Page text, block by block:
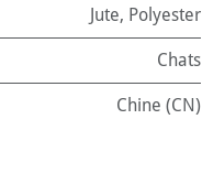
Jute, Polyester
Chats
Chine (CN)